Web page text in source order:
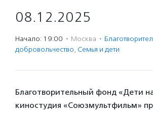
08.12.2025
Начало: 19:00 · Москва ·
доброволь­чест­во, Семья и дети
Благотворительный фонд «Дети
киностудия «Союзмультфильм»